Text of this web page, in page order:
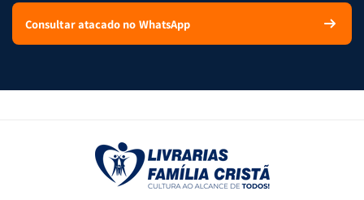
Consultar atacado no WhatsApp